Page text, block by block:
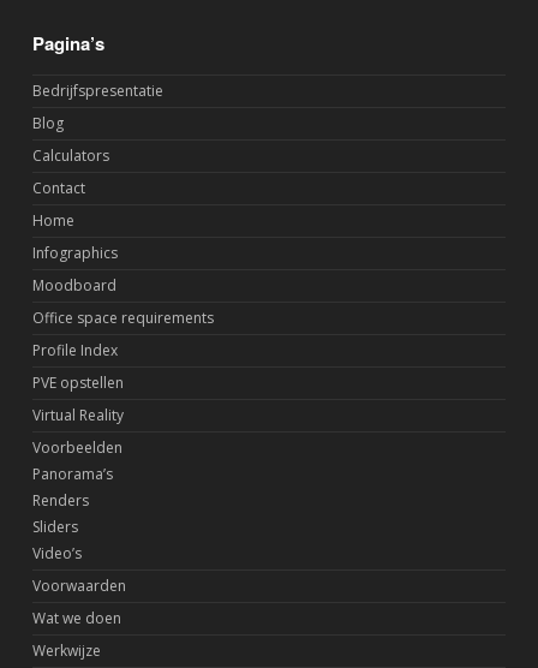
Pagina’s
Bedrijfspresentatie
Blog
Calculators
Contact
Home
Infographics
Moodboard
Office space requirements
Profile Index
PVE opstellen
Virtual Reality
Voorbeelden
Panorama’s
Renders
Sliders
Video’s
Voorwaarden
Wat we doen
Werkwijze